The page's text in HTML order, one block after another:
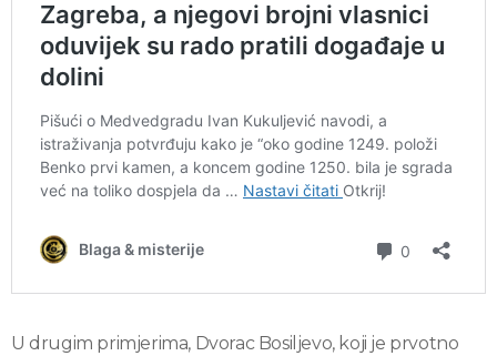
U drugim primjerima, Dvorac Bosiljevo, koji je prvotno